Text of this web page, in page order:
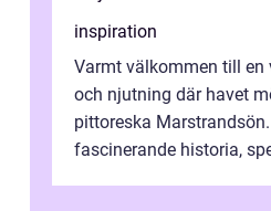
inspiration
Varmt välkommen till en
och njutning där havet
pittoreska
fascinerande historia,